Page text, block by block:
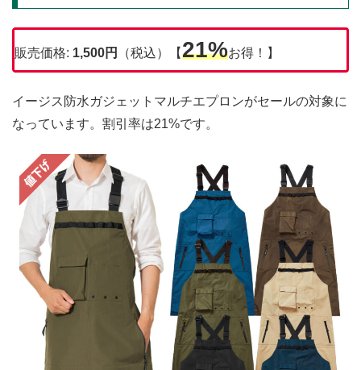
販売価格: 1,500円 （税込）【21%お得！】
イージス防水ガジェットマルチエプロンがセールの対象に
なっています。割引率は21%です。